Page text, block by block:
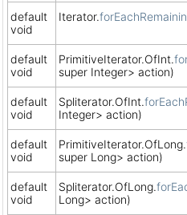
default
void
Iterator.
default
void
PrimitiveIterator.OfInt.
super Integer> action)
default
void
Spliterator.OfInt.
Integer> action)
default
void
PrimitiveIterator.OfLong.
super Long> action)
default
void
Spliterator.OfLong.
Long> action)